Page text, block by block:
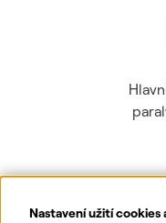
Nastavení užití cookies